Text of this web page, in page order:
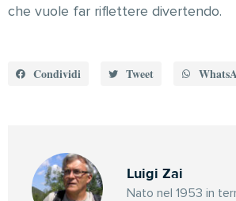
che vuole far riflettere divertendo.
Condividi Tweet
Luigi Zai
Nato nel 1953 in